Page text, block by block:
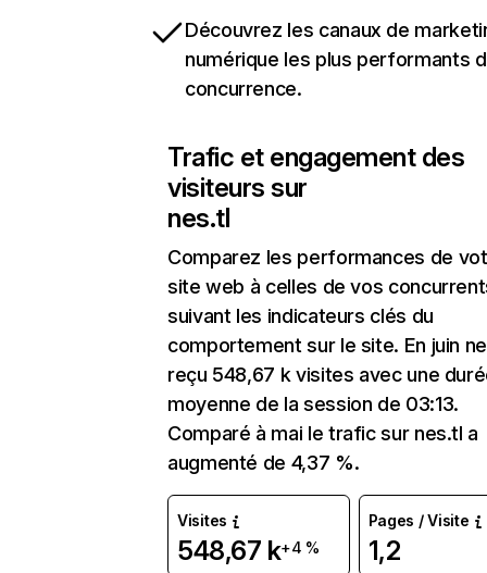
Découvrez les canaux de
numérique les plus performants
concurrence.
Trafic et engagement des
visiteurs sur
nes.tl
Comparez les performances de
site web à celles de vos
suivant les indicateurs clés du
comportement sur le site. En juin
reçu 548,67 k visites avec une
moyenne de la session de 03:13.
Comparé à mai le trafic sur nes.tl a
augmenté de 4,37 %.
Visites
548,67 k+4 %
Pages / Visite
1,2